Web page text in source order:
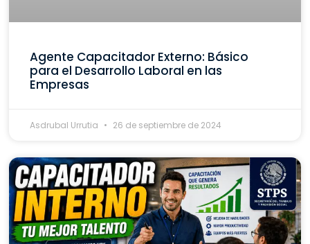
Agente Capacitador Externo: Básico
para el Desarrollo Laboral en las
Empresas
Asdrubal Urrutia 26 de septiembre de 2024